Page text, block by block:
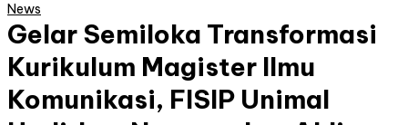
News
Gelar Semiloka Transformasi
Kurikulum Magister Ilmu
Komunikasi, FISIP Unimal